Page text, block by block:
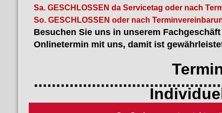
Sa. GESCHLOSSEN da Servicetag oder nach
So. GESCHLOSSEN oder nach
Besuchen Sie uns in unserem
Onlinetermin mit uns, damit ist
Termin
Individuelles